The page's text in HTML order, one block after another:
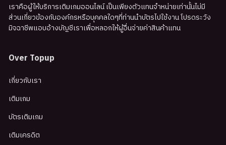
เราคือผู้ให้บริการเติมเกมออนไลน์ เป็นเพียงตัวแทนจำหน่ายเท่านั้นไม่มี
ส่วนเกี่ยวข้องกับองค์กรหรือบุคคลใดๆที่ท่านนำบัตรไปใช้งาน โปรดระวัง
มิจฉาชีพแอบอ้างบัญชีเราเพื่อหลอกให้ผู้อื่นจ่ายค่าสินค้าแทน
Over Topup
เกี่ยวกับเรา
เติมเกม
บัตรเติมเกม
เติมเครดิต